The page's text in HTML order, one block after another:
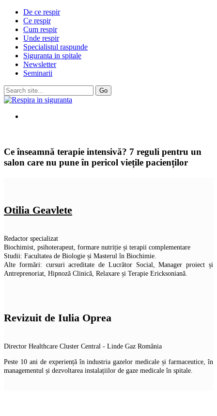
De ce respir
Ce respir
Cum respir
Unde respir
Specialistul raspunde
Siguranta in spitale
Newsletter
Seminarii
Ce înseamnă terapie intensivă? 7 reguli pentru un
salon care nu pune în pericol viețile pacienților
Otilia Geavlete
Redactor specializat
Biochimist, psihoterapeut, formare nutriție și terapii complementare
Studii: Facultatea de Biologie și Masterul în Biochimie.
Alte formări: cursuri acreditate de Lucrător Social, Manager proiect și
Antreprenoriat, Hipnoză Clinică, Relaxare și Terapie Ericksoniană.
Revizuit de Iulia Oprea
Director Healthcare Cluster Central - Linde Gaz România
Peste 10 ani de experiență în industria gazelor medicale și farmaceutice, în
managementul și dezvoltarea instalațiilor de gaze medicale în spitale.